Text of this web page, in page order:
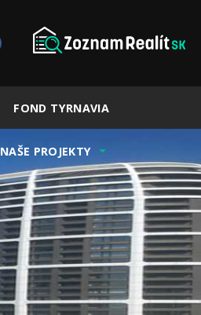
FOND TYRNAVIA
NAŠE PROJEKTY